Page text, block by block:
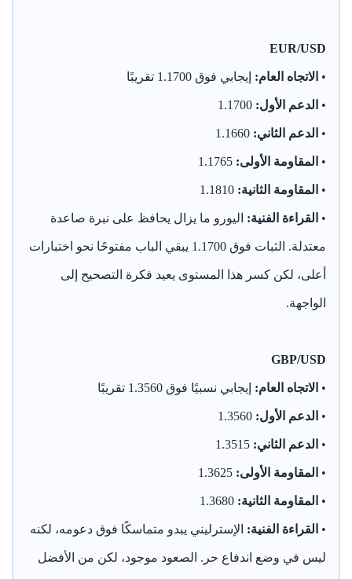
EUR/USD
• الاتجاه العام: إيجابي فوق 1.1700 تقريبًا
• الدعم الأول:
• الدعم الثاني:
• المقاومة الأولى:
• المقاومة الثانية:
• القراءة الفنية: اليورو ما يزال يحافظ على نبرة صاعدة
معتدلة. الثبات فوق 1.1700 يبقي الباب مفتوحًا نحو اختبارات
أعلى، لكن كسر هذا المستوى يعيد فكرة التصحيح إلى
الواجهة.
GBP/USD
• الاتجاه العام: إيجابي نسبيًا فوق 1.3560 تقريبًا
• الدعم الأول:
• الدعم الثاني:
• المقاومة الأولى:
• المقاومة الثانية:
• القراءة الفنية: الإسترليني يبدو متماسكًا فوق دعومه، لكنه
ليس في وضع اندفاع حر. الصعود موجود، لكن من الأفضل